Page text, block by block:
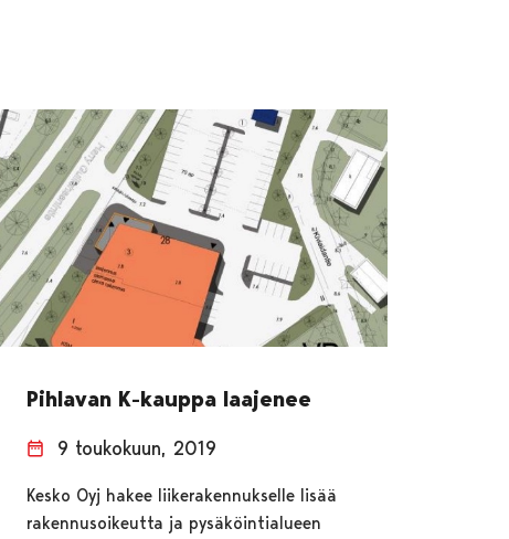
Pihlavan K-kauppa laajenee
9 toukokuun, 2019
Kesko Oyj hakee liikerakennukselle lisää
rakennusoikeutta ja pysäköintialueen